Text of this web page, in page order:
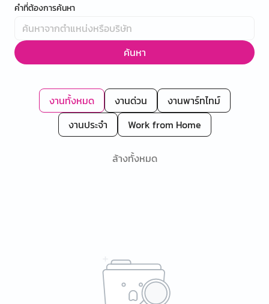
คำที่ต้องการค้นหา
ค้นหา
งานทั้งหมด งานด่วน
งานพาร์ทไทม์
งานประจำ
Work from Home
ล้างทั้งหมด